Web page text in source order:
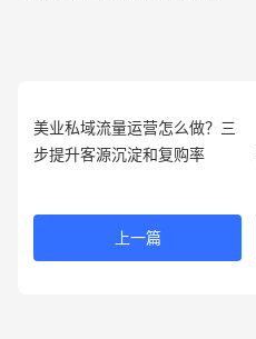
美业私域流量运营怎么做？三
步提升客源沉淀和复购率
上一篇